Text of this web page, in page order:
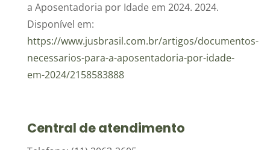
a Aposentadoria por Idade em 2024. 2024.
Disponível em:
https://www.jusbrasil.com.br/artigos/documentos-
necessarios-para-a-aposentadoria-por-idade-
em-2024/2158583888
Central de atendimento